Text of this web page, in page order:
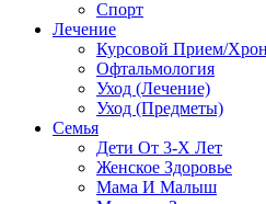
Спорт
Лечение
Курсовой Прием/
Офтальмология
Уход (Лечение)
Уход (Предметы)
Семья
Дети От 3-Х Лет
Женское Здоровье
Мама И Малыш